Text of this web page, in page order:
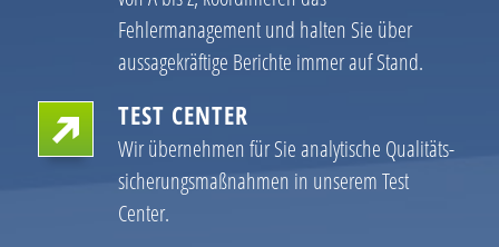
Fehlermanagement und halten Sie über
aussagekräftige Berichte immer auf Stand.
TEST CENTER
Wir übernehmen für Sie analytische Qualitäts­
sicherungs­maßnahmen in unserem Test
Center.